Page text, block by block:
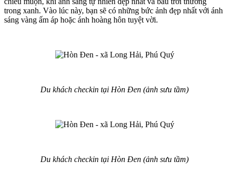
trong xanh. Vào lúc này, bạn sẽ có những bức ảnh đẹp nhất với ánh
sáng vàng ấm áp hoặc ánh hoàng hôn tuyệt vời.
Du khách checkin tại Hòn Đen (ảnh sưu tầm)
Du khách checkin tại Hòn Đen (ảnh sưu tầm)